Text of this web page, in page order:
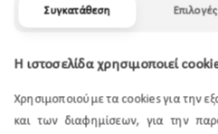
Συγκατάθεση Επιλογές
Η ιστοσελίδα χρησιμοποιεί
Χρησιμοποιούμε τα cookies για την
και των διαφημίσεων, για την